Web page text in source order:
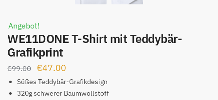
Angebot!
WE11DONE T-Shirt mit Teddybär-
Grafikprint
€99.00
Ursprünglicher
Preis
war:
€47.00
Preis
ist:
Süßes Teddybär-Grafikdesign
320g schwerer Baumwollstoff